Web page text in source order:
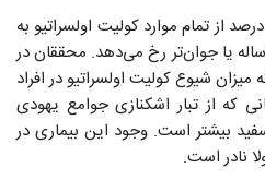
این بیماری، در ۲۰ الی ۲۵ درصد از تمام موارد کولیت اولسراتیو به
وجود می اید و بیشتر در افراد ۲۰ ساله یا جوان‌تر رخ می‌دهد. محققان در
شیوع کولیت اولسراتیو در افراد
که از تبار اشکنازی جوامع یهودی
بیشتر‌ است. وجود این بیماری در
نادر است.